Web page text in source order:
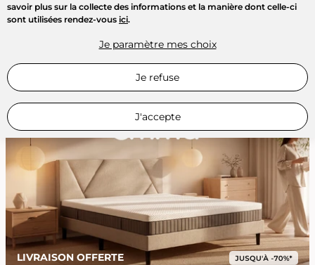
LIVRAISON OFFERTE
savoir plus sur la collecte des informations et la manière dont celle-ci
sont utilisées rendez-vous ici.
Je paramètre mes choix
Je refuse
J'accepte